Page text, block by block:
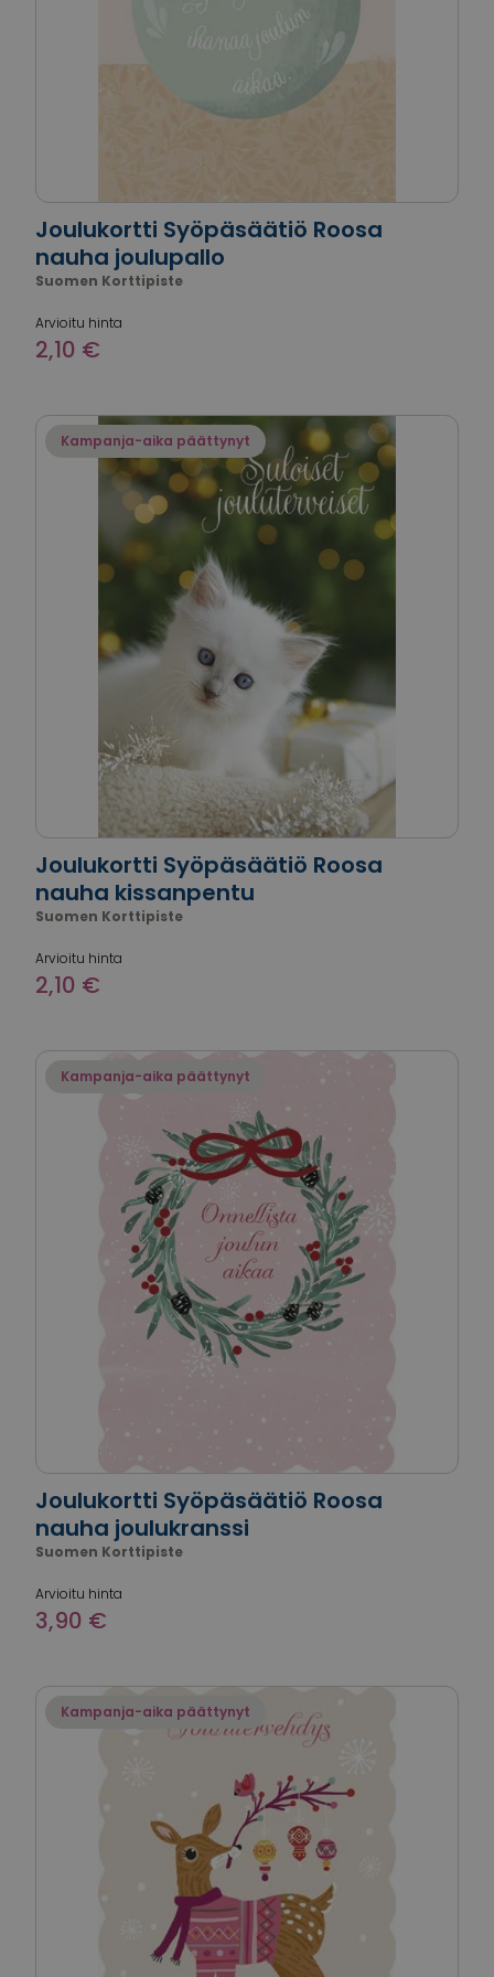
Joulukortti Syöpäsäätiö Roosa
nauha joulupallo
Suomen Korttipiste
Arvioitu hinta
2,10 €
Kampanja-aika päättynyt
Joulukortti Syöpäsäätiö Roosa
nauha kissanpentu
Suomen Korttipiste
Arvioitu hinta
2,10 €
Kampanja-aika päättynyt
Joulukortti Syöpäsäätiö Roosa
nauha joulukranssi
Suomen Korttipiste
Arvioitu hinta
3,90 €
Kampanja-aika päättynyt